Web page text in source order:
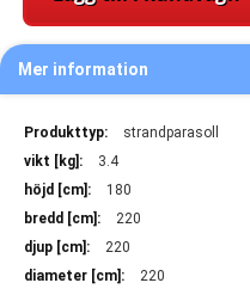
Mer information
Mer
information
strandparasoll
3.4
180
220
220
220